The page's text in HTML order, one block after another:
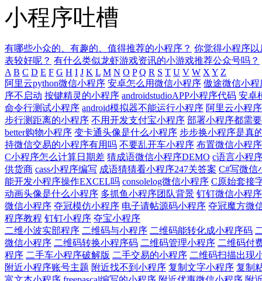
小程序吐槽
有哪些小众的、有趣的、值得推荐的小程序？ 你觉得小程序
表较好呢？ 有什么类似龙虾游戏资讯的小游戏推荐公众号吗？
A B C D E F G H I J K L M N O P Q R S T U V W X Y Z
阿里云python微信小程序 安卓怎么用微信小程序 傲途微信小
序不启动 按键精灵的小程序 androidstudioAPP小程序代码 安卓
命令行测试小程序 android模拟器不能运行小程序 阿里云小程序
步行测距离的小程序 不用开发支付宝小程序 部署小程序都需
better购物小程序 变卡通头像是什么小程序 步步换小程序是真
持微信交易的小程序有用吗 不要乱开车小程序 布置微信小程序
C小程序怎么计算日期差 猜成语微信小程序DEMO c语言小程
供货商 cass小程序编写 成语猜猜看小程序247关答案 C#写微信
能开发小程序操作EXCEL吗 consolelog微信小程序 C原始套接
动画头像是什么小程序 多抓鱼小程序团队背景 钉钉微信小程序
微信小程序 夺冠模仿小程序 电子请帖源码小程序 夺冠魔方微
程序教程 钉钉小程序 夺宝小程序
二维小波实部程序 二维码与小程序 二维码能转化成小程序码
微信小程序 二维码转换小程序码 二维码管理小程序 二维码付
程序 二手车小程序破解版 二手交易的小程序 二维码扫描出现
附近小程序账号主题 附近找不到小程序 复制文字小程序 复制